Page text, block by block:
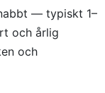
— typiskt 1–
och årlig
och